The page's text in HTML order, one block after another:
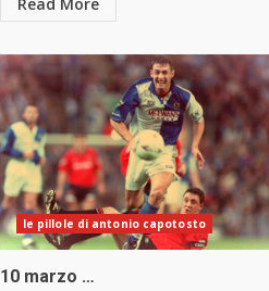
le pillole di antonio capotosto
10 marzo …